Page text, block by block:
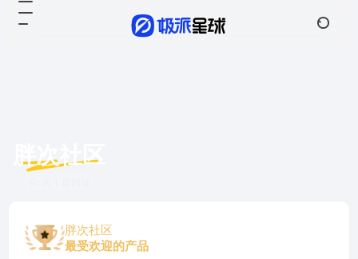
胖次社区
胖次社区
最受欢迎的产品